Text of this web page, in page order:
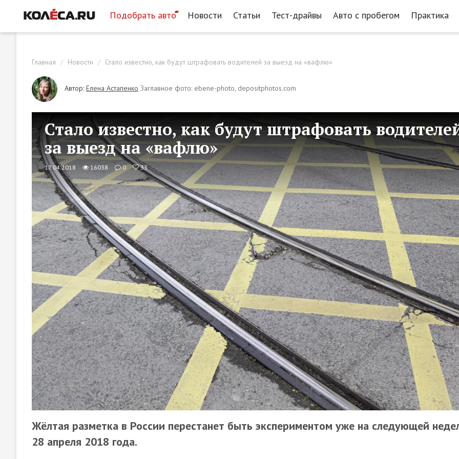
Подобрать авто Новости Статьи Тест-драйвы Авто с пробегом Практика
Главная Новости Стало известно, как будут штрафовать водителей за выезд на «вафлю»
Автор: Елена Астапенко Заглавное фото: ebene-photo, depositphotos.com
Стало известно, как будут штрафовать
за выезд на «вафлю»
17.04.2018 16038 0 33
Жёлтая разметка в России перестанет быть экспериментом уже на следующей
28 апреля 2018 года.